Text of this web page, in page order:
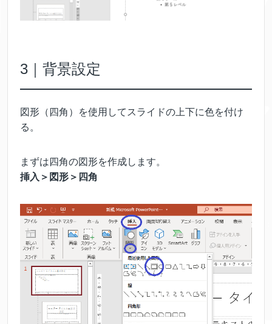
3｜背景設定
図形（四角）を使用してスライドの上下に色を付け
る。
まずは四角の図形を作成します。
挿入＞図形＞四角